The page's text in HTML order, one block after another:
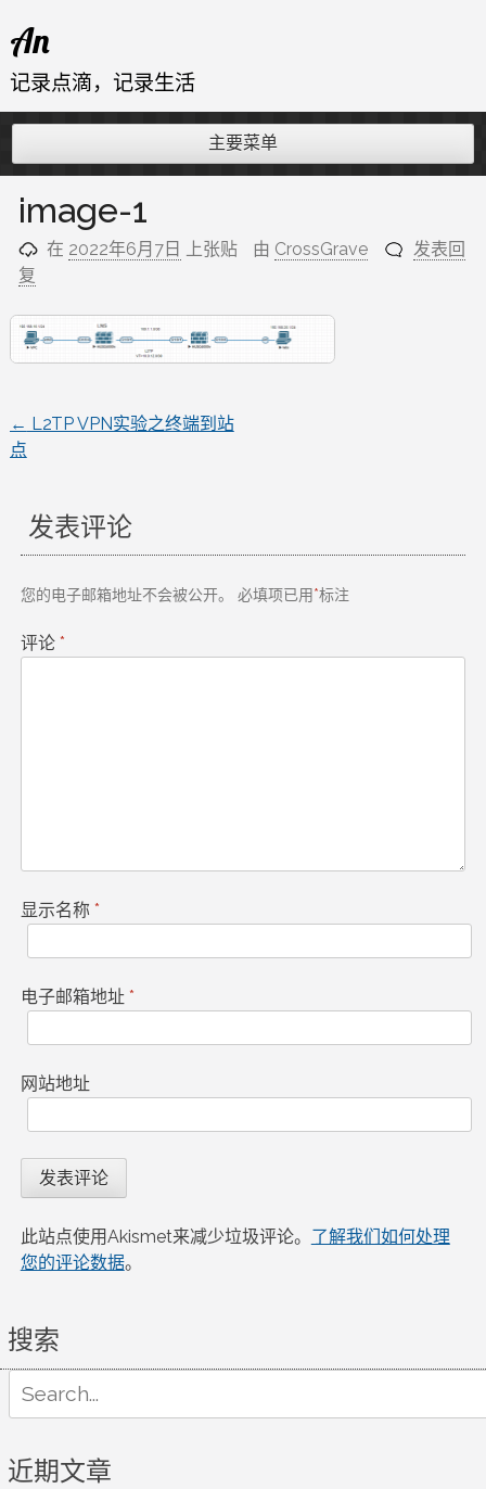
至
内
An
记录点滴，记录生活
主要菜单
image-1
在 2022年6月7日 上张贴 由 CrossGrave
发表回
复
文
导
航
← L2TP VPN实验之终端到站
点
发表评论
您的电子邮箱地址不会被公开。 必填项已用*标注
评论 *
显示名称 *
电子邮箱地址 *
网站地址
此站点使用Akismet来减少垃圾评论。 了解我们如何处理
您的评论数据。
搜索
for:
近期文章